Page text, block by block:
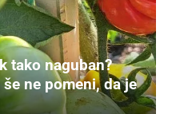
tako naguban?
ne pomeni, da je